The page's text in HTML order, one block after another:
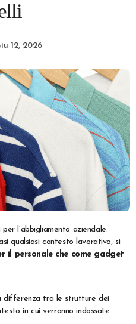
12, 2026
l’abbigliamento aziendale.
qualsiasi contesto lavorativo, si
il personale che come gadget
differenza tra le strutture dei
in cui verranno indossate.